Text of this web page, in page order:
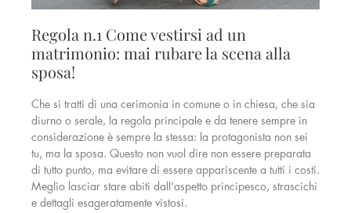
Regola n.1 Come vestirsi ad un
matrimonio: mai rubare la scena alla
sposa!
Che si tratti di una cerimonia in comune o in chiesa, che sia
diurno o serale, la regola principale e da tenere sempre in
considerazione è sempre la stessa: la protagonista non sei
tu, ma la sposa. Questo non vuol dire non essere preparata
di tutto punto, ma evitare di essere appariscente a tutti i costi.
Meglio lasciar stare abiti dall’aspetto principesco, strascichi
e dettagli esageratamente vistosi.